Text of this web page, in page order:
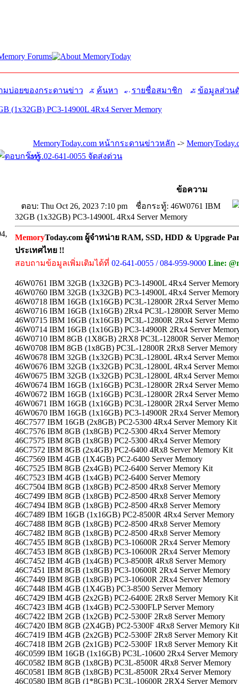
มบ่อยของกระดานข่าว ค้นหา รายชื่อสมาชิก ข้อมูลส่วน
(1x32GB) PC3-14900L 4Rx4 Server Memory
MemoryToday.com หน้ากระดานข่าวหลัก ->
โทร.02-641-0055 จัดส่งด่วน
ข้อความ
ตอบ: Thu Oct 26, 2023 7:10 pm
ชื่อกระทู้: 46W0761 IBM
32GB (1x32GB) PC3-14900L 4Rx4 Server Memory
MemoryToday.com ผู้จำหน่าย RAM, SSD, HDD & Upgrade
ประเทศไทย !!
สอบถามข้อมูลเพิ่มเติมได้ที่ 02-641-0055 / 084-959-9000 Line:
46W0761 IBM 32GB (1x32GB) PC3-14900L 4Rx4 Server Memory
46W0760 IBM 32GB (1x32GB) PC3-14900L 4Rx4 Server Memory
46W0718 IBM 16GB (1x16GB) PC3L-12800R 2Rx4 Server
46W0716 IBM 16GB (1x16GB) 2Rx4 PC3L-12800R Server
46W0715 IBM 16GB (1x16GB) PC3L-12800R 2Rx4 Server
46W0714 IBM 16GB (1x16GB) PC3-14900R 2Rx4 Server
46W0710 IBM 8GB (1X8GB) 2RX8 PC3L-12800R Server
46W0708 IBM 8GB (1x8GB) PC3L-12800R 2Rx8 Server Memory
46W0678 IBM 32GB (1x32GB) PC3L-12800L 4Rx4 Server
46W0676 IBM 32GB (1x32GB) PC3L-12800L 4Rx4 Server
46W0675 IBM 32GB (1x32GB) PC3L-12800L 4Rx4 Server
46W0674 IBM 16GB (1x16GB) PC3L-12800R 2Rx4 Server
46W0672 IBM 16GB (1x16GB) PC3L-12800R 2Rx4 Server
46W0671 IBM 16GB (1x16GB) PC3L-12800R 2Rx4 Server
46W0670 IBM 16GB (1x16GB) PC3-14900R 2Rx4 Server
46C7577 IBM 16GB (2x8GB) PC2-5300 4Rx4 Server Memory Kit
46C7576 IBM 8GB (1x8GB) PC2-5300 4Rx4 Server Memory
46C7575 IBM 8GB (1x8GB) PC2-5300 4Rx4 Server Memory
46C7572 IBM 8GB (2x4GB) PC2-6400 4Rx8 Server Memory Kit
46C7569 IBM 4GB (1X4GB) PC2-6400 Server Memory
46C7525 IBM 8GB (2x4GB) PC2-6400 Server Memory Kit
46C7523 IBM 4GB (1x4GB) PC2-6400 Server Memory
46C7504 IBM 8GB (1x8GB) PC2-8500 4Rx8 Server Memory
46C7499 IBM 8GB (1x8GB) PC2-8500 4Rx8 Server Memory
46C7494 IBM 8GB (1x8GB) PC2-8500 4Rx8 Server Memory
46C7489 IBM 16GB (1x16GB) PC2-8500R 4Rx4 Server Memory
46C7488 IBM 8GB (1x8GB) PC2-8500 4Rx8 Server Memory
46C7482 IBM 8GB (1x8GB) PC2-8500 4Rx8 Server Memory
46C7455 IBM 8GB (1x8GB) PC3-10600R 2Rx4 Server Memory
46C7453 IBM 8GB (1x8GB) PC3-10600R 2Rx4 Server Memory
46C7452 IBM 4GB (1x4GB) PC3-8500R 4Rx8 Server Memory
46C7451 IBM 8GB (1x8GB) PC3-10600R 2Rx4 Server Memory
46C7449 IBM 8GB (1x8GB) PC3-10600R 2Rx4 Server Memory
46C7448 IBM 4GB (1X4GB) PC3-8500 Server Memory
46C7429 IBM 4GB (2x2GB) PC2-6400E 2Rx8 Server Memory Kit
46C7423 IBM 4GB (1x4GB) PC2-5300FLP Server Memory
46C7422 IBM 2GB (1x2GB) PC2-5300F 2Rx8 Server Memory
46C7420 IBM 8GB (2X4GB) PC2-5300F 4Rx8 Server Memory Kit
46C7419 IBM 4GB (2x2GB) PC2-5300F 2Rx8 Server Memory Kit
46C7418 IBM 2GB (2x1GB) PC2-5300F 1Rx8 Server Memory Kit
46C0599 IBM 16GB (1x16GB) PC3L-10600 2Rx4 Server Memory
46C0582 IBM 8GB (1x8GB) PC3L-8500R 4Rx8 Server Memory
46C0581 IBM 8GB (1x8GB) PC3L-8500R 2Rx4 Server Memory
46C0580 IBM 8GB (1*8GB) PC3L-10600R 2RX4 Server Memory